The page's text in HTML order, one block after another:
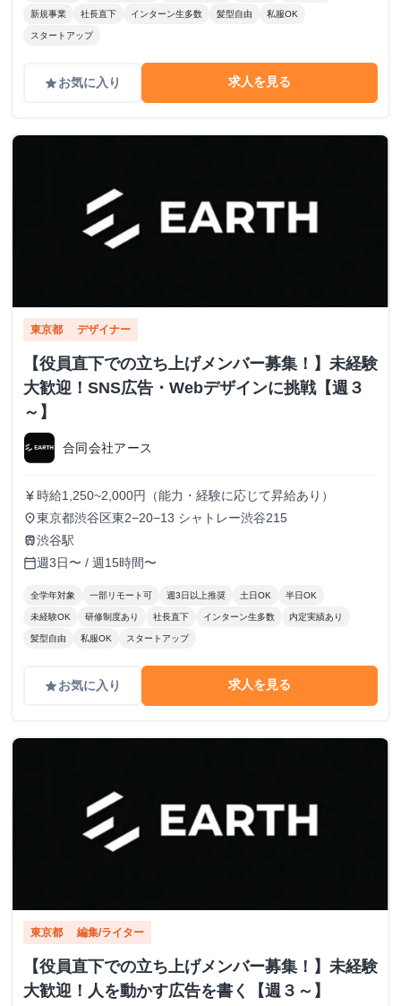
新規事業 社長直下 インターン生多数 髪型自由 私服OK
スタートアップ
gradeお気に入り 求人を見る
東京都 デザイナー
【役員直下での立ち上げメンバー募集！】未経験
大歓迎！SNS広告・Webデザインに挑戦【週３
～】
合同会社アース
currency_yen 時給1,250~2,000円（能力・経験に応じて昇給あり）
place東京都渋谷区東2−20−13 シャトレー渋谷215
train渋谷駅
calendar_today週3日〜 / 週15時間〜
全学年対象 一部リモート可 週3日以上推奨 土日OK 半日OK
未経験OK 研修制度あり 社長直下 インターン生多数 内定実績あり
髪型自由 私服OK スタートアップ
gradeお気に入り 求人を見る
東京都 編集/ライター
【役員直下での立ち上げメンバー募集！】未経験
大歓迎！人を動かす広告を書く【週３～】